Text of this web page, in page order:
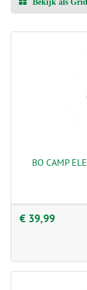
Bekijk als Grid
BO CAMP
€ 39,99